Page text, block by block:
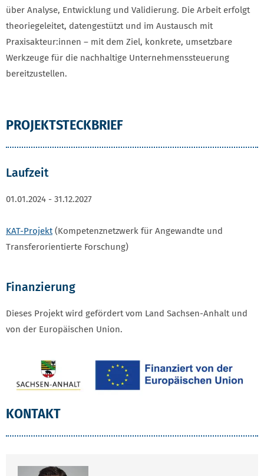
über Analyse, Entwicklung und Validierung. Die Arbeit erfolgt
theoriegeleitet, datengestützt und im Austausch mit
Praxisakteur:innen – mit dem Ziel, konkrete, umsetzbare
Werkzeuge für die nachhaltige Unternehmenssteuerung
bereitzustellen.
PROJEKTSTECKBRIEF
Laufzeit
01.01.2024 - 31.12.2027
KAT-Projekt (Kompetenznetzwerk für Angewandte und
Transferorientierte Forschung)
Finanzierung
Dieses Projekt wird gefördert vom Land Sachsen-Anhalt und
von der Europäischen Union.
KONTAKT